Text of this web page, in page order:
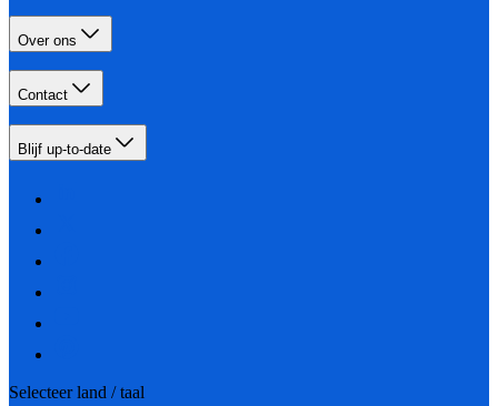
Over ons
Contact
Blijf up-to-date
Selecteer land / taal